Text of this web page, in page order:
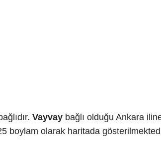
Vayvay bağlı olduğu Ankara
boylam olarak haritada